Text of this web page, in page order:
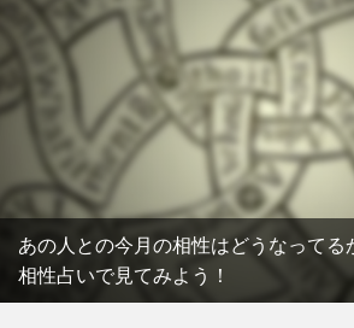
あの人との今月の相性はどうなってる
相性占いで見てみよう！